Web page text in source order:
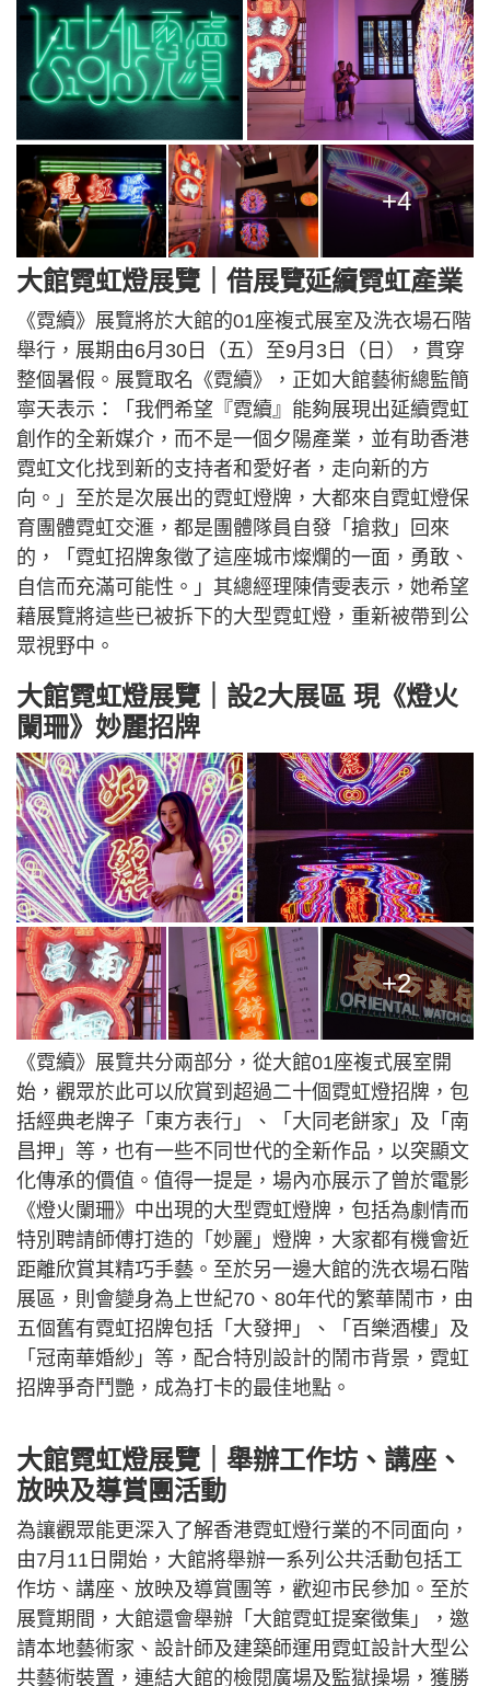
+4
大館霓虹燈展覽｜借展覽延續霓虹產業
《霓續》展覽將於大館的01座複式展室及洗衣場石階
舉行，展期由6月30日（五）至9月3日（日），貫穿
整個暑假。展覽取名《霓續》，正如大館藝術總監簡
寧天表示：「我們希望『霓續』能夠展現出延續霓虹
創作的全新媒介，而不是一個夕陽產業，並有助香港
霓虹文化找到新的支持者和愛好者，走向新的方
向。」至於是次展出的霓虹燈牌，大都來自霓虹燈保
育團體霓虹交滙，都是團體隊員自發「搶救」回來
的，「霓虹招牌象徵了這座城市燦爛的一面，勇敢、
自信而充滿可能性。」其總經理陳倩雯表示，她希望
藉展覽將這些已被拆下的大型霓虹燈，重新被帶到公
眾視野中。
大館霓虹燈展覽｜設2大展區 現《燈火
闌珊》妙麗招牌
+2
《霓續》展覽共分兩部分，從大館01座複式展室開
始，觀眾於此可以欣賞到超過二十個霓虹燈招牌，包
括經典老牌子「東方表行」、「大同老餅家」及「南
昌押」等，也有一些不同世代的全新作品，以突顯文
化傳承的價值。值得一提是，場內亦展示了曾於電影
《燈火闌珊》中出現的大型霓虹燈牌，包括為劇情而
特別聘請師傅打造的「妙麗」燈牌，大家都有機會近
距離欣賞其精巧手藝。至於另一邊大館的洗衣場石階
展區，則會變身為上世紀70、80年代的繁華鬧市，由
五個舊有霓虹招牌包括「大發押」、「百樂酒樓」及
「冠南華婚紗」等，配合特別設計的鬧市背景，霓虹
招牌爭奇鬥艷，成為打卡的最佳地點。
大館霓虹燈展覽｜舉辦工作坊、講座、
放映及導賞團活動
為讓觀眾能更深入了解香港霓虹燈行業的不同面向，
由7月11日開始，大館將舉辦一系列公共活動包括工
作坊、講座、放映及導賞團等，歡迎市民參加。至於
展覽期間，大館還會舉辦「大館霓虹提案徵集」，邀
請本地藝術家、設計師及建築師運用霓虹設計大型公
共藝術裝置，連結大館的檢閱廣場及監獄操場，獲勝